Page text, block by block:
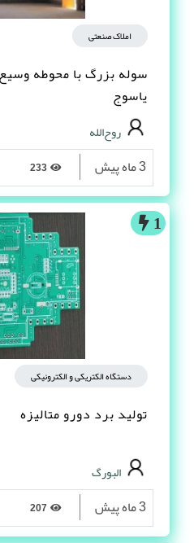
املاک صنعتی
سوله بزرگ با محوطه
یاسوج
روح‌الله
3 ماه پیش
1
دستگاه الکتریکی و الکترونیکی
تولید برد دورو متالیزه
البورگ
3 ماه پیش